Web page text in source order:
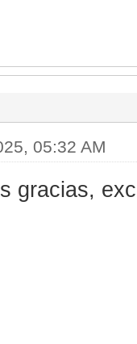
05:32 AM
gracias,